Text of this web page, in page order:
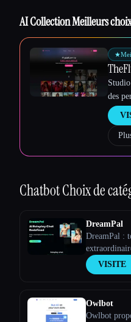
Esc
AI Collection Meilleurs
★
des
des
ChatbotChoix de
DreamPal
DreamPal :
VISITE
Owlbot
Owlbot